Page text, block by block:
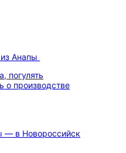
Анапы
погулять
о производстве